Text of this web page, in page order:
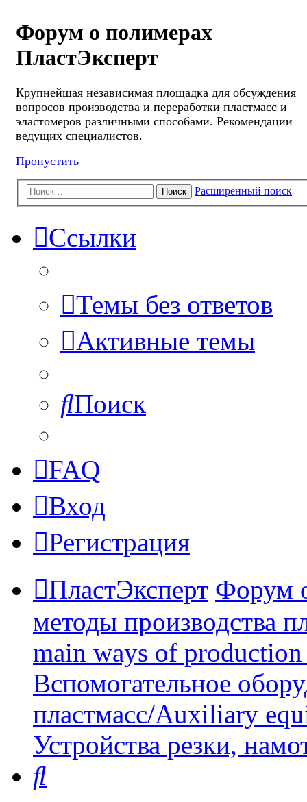
Форум о полимерах
ПластЭксперт
Крупнейшая независимая площадка для обсуждения
вопросов производства и переработки пластмасс и
эластомеров различными способами. Рекомендации
ведущих специалистов.
Пропустить
Поиск Расширенный поиск
Ссылки
Темы без ответов
Активные темы
Поиск
FAQ
Вход
Регистрация
ПластЭксперт Форум
методы производства
main ways of
Вспомогательное
пластмасс/Auxiliary
Устройства резки,